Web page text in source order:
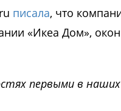
писала, что
«Икеа Дом»,
первыми в